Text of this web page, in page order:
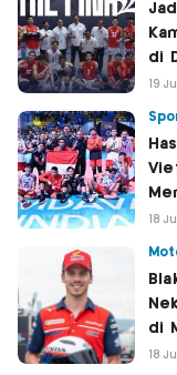
di
19
18
di
18